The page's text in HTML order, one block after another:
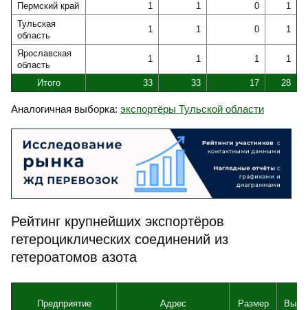
Пермский край 1 1 0
1
Тульская
область
1 1 0 1
Ярославская
область
1 1 1 1
Итого 33 33 17 28
Аналогичная выборка: экспортёры Тульской области
Рейтинг крупнейших экспортёров
гетероциклических соединений из
гетероатомов азота
Предприятие Адрес Размер